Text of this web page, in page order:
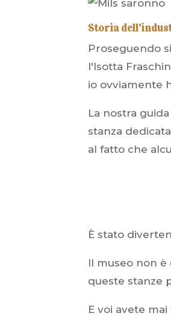
Storia
Proseguendo
l'Isotta
io ovviamente
La nostra
stanza
al fatto che
È stato
Il museo non
queste stanze
E voi avete